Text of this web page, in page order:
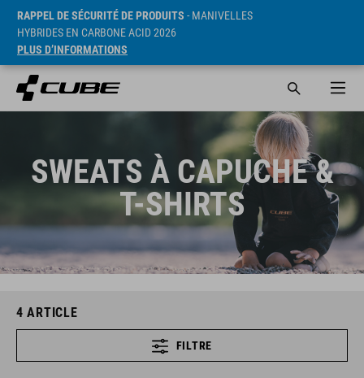
RAPPEL DE SÉCURITÉ DE PRODUITS - MANIVELLES
HYBRIDES EN CARBONE ACID 2026
PLUS D’INFORMATIONS
SWEATS À CAPUCHE &
T-SHIRTS
4 ARTICLE
FILTRE